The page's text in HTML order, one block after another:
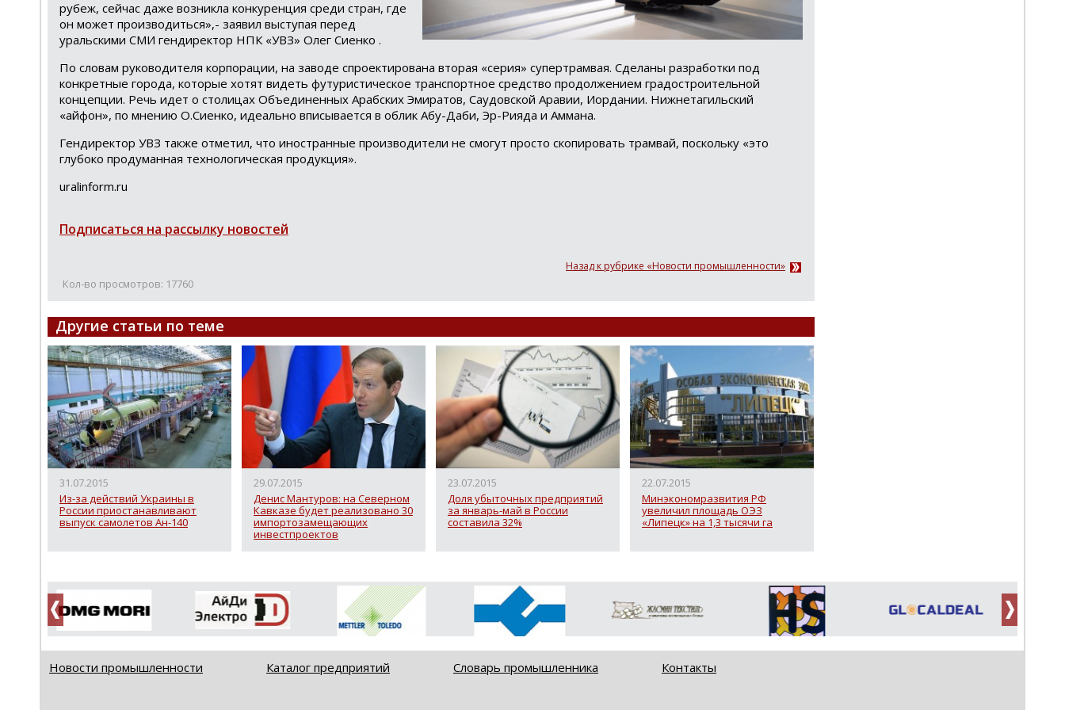
рубеж, сейчас даже возникла конкуренция среди стран, где
он может производиться»,- заявил выступая перед
уральскими СМИ гендиректор НПК «УВЗ» Олег Сиенко .
По словам руководителя корпорации, на заводе спроектирована вторая «серия» супертрамвая. Сделаны разработки под
конкретные города, которые хотят видеть футуристическое транспортное средство продолжением градостроительной
концепции. Речь идет о столицах Объединенных Арабских Эмиратов, Саудовской Аравии, Иордании. Нижнетагильский
«айфон», по мнению О.Сиенко, идеально вписывается в облик Абу-Даби, Эр-Рияда и Аммана.
Гендиректор УВЗ также отметил, что иностранные производители не смогут просто скопировать трамвай, поскольку «это
глубоко продуманная технологическая продукция».
uralinform.ru
Подписаться на рассылку новостей
Назад к рубрике «Новости промышленности»
Кол-во просмотров: 17760
Другие статьи по теме
31.07.2015
Из-за действий Украины в
России приостанавливают
выпуск самолетов Ан-140
29.07.2015
Денис Мантуров: на Северном
Кавказе будет реализовано 30
импортозамещающих
инвестпроектов
23.07.2015
Доля убыточных предприятий
за январь-май в России
составила 32%
22.07.2015
Минэкономразвития РФ
увеличил площадь ОЭЗ
«Липецк» на 1,3 тысячи га
Новости промышленности Каталог предприятий Словарь промышленника Контакты
Loading...